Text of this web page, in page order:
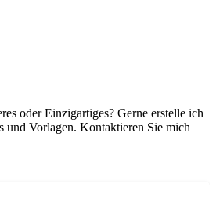
oder Einzigartiges? Gerne erstelle ich
und Vorlagen. Kontaktieren Sie mich